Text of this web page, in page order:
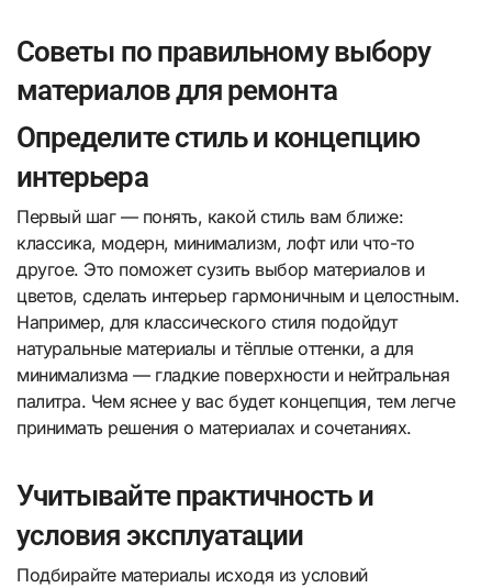
Советы по правильному выбору
материалов для ремонта
Определите стиль и концепцию
интерьера
Первый шаг — понять, какой стиль вам ближе:
классика, модерн, минимализм, лофт или что-то
другое. Это поможет сузить выбор материалов и
цветов, сделать интерьер гармоничным и целостным.
Например, для классического стиля подойдут
натуральные материалы и тёплые оттенки, а для
минимализма — гладкие поверхности и нейтральная
палитра. Чем яснее у вас будет концепция, тем легче
принимать решения о материалах и сочетаниях.
Учитывайте практичность и
условия эксплуатации
Подбирайте материалы исходя из условий